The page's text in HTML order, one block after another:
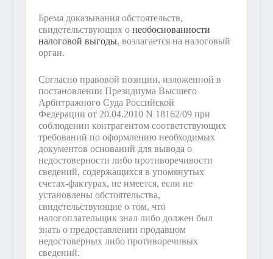
Бремя доказывания обстоятельств,
свидетельствующих о необоснованности
налоговой выгоды, возлагается на налоговый
орган.
Согласно правовой позиции, изложенной в
постановлении Президиума Высшего
Арбитражного Суда Российской
Федерации от 20.04.2010 N 18162/09 при
соблюдении контрагентом соответствующих
требований по оформлению необходимых
документов оснований для вывода о
недостоверности либо противоречивости
сведений, содержащихся в упомянутых
счетах-фактурах, не имеется, если не
установлены обстоятельства,
свидетельствующие о том, что
налогоплательщик знал либо должен был
знать о предоставлении продавцом
недостоверных либо противоречивых
сведений.